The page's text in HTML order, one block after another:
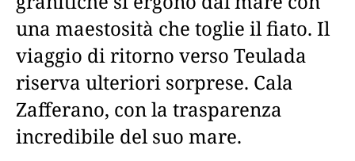
una maestosità che toglie il fiato. Il
viaggio di ritorno verso Teulada
riserva ulteriori sorprese. Cala
Zafferano, con la trasparenza
incredibile del suo mare.